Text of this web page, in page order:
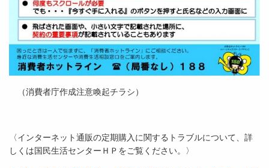
（消費者庁作成注意喚起チラシ）
〈インターネット通販の定期購入に関するトラブルについて、詳
しくは国民生活センターＨＰをご覧ください。〉